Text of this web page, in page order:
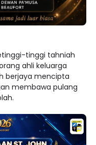
tinggi tahniah
ahli keluarga
berjaya mencipta
membawa pulang